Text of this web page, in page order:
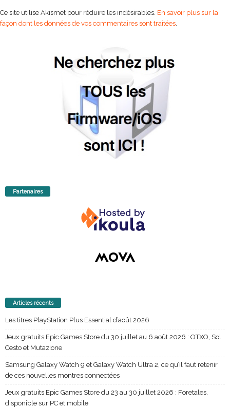
Ce site utilise Akismet pour réduire les indésirables. En savoir plus sur la
façon dont les données de vos commentaires sont traitées
Partenaires
Articles récents
Les titres PlayStation Plus Essential d’août 2026
Jeux gratuits Epic Games Store du 30 juillet au 6 août 2026 : OTXO, Sol
Cesto et Mutazione
Samsung Galaxy Watch 9 et Galaxy Watch Ultra 2, ce qu’il faut retenir
de ces nouvelles montres connectées
Jeux gratuits Epic Games Store du 23 au 30 juillet 2026 : Foretales,
disponible sur PC et mobile